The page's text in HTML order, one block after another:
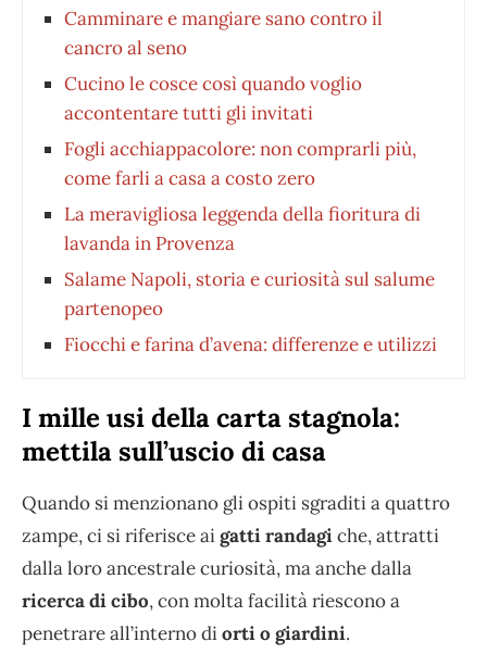
Camminare e mangiare sano contro il
cancro al seno
Cucino le cosce così quando voglio
accontentare tutti gli invitati
Fogli acchiappacolore: non comprarli più,
come farli a casa a costo zero
La meravigliosa leggenda della fioritura di
lavanda in Provenza
Salame Napoli, storia e curiosità sul salume
partenopeo
Fiocchi e farina d’avena: differenze e utilizzi
I mille usi della carta stagnola:
mettila sull’uscio di casa
Quando si menzionano gli ospiti sgraditi a quattro
zampe, ci si riferisce aigatti randagiche, attratti
dalla loro ancestrale curiosità, ma anche dalla
ricerca di cibo, con molta facilità riescono a
penetrare all’interno diorti o giardini.